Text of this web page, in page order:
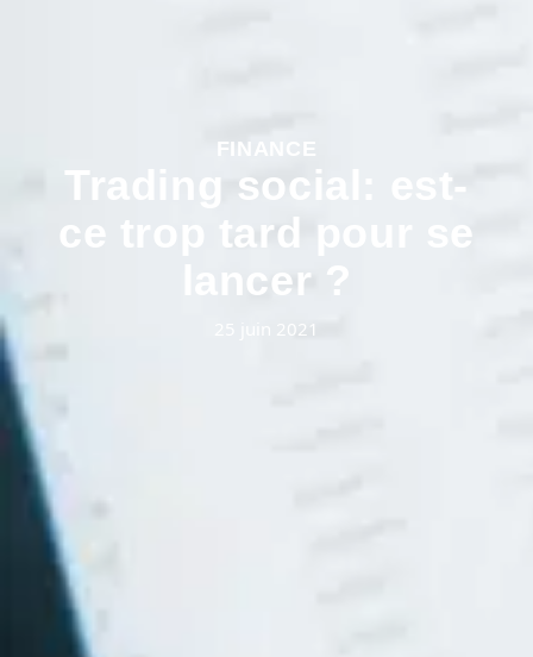
FINANCE
Trading social: est-
ce trop tard pour se
lancer ?
25 juin 2021